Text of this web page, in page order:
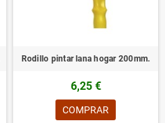
Rodillo pintar lana hogar 200mm.
6,25 €
COMPRAR